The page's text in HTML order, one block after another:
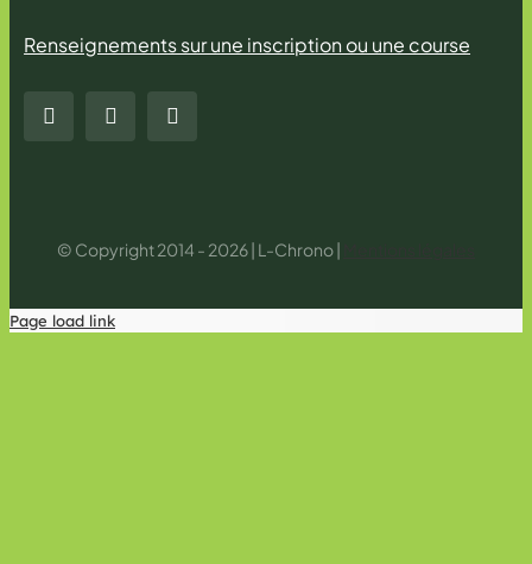
Renseignements sur une inscription ou une course
© Copyright 2014 - 2026 | L-Chrono |
Page load link